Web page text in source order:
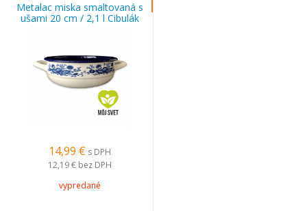
Metalac miska smaltovaná s
ušami 20 cm / 2,1 l Cibulák
14,99 € s DPH
12,19 € bez DPH
vypredané